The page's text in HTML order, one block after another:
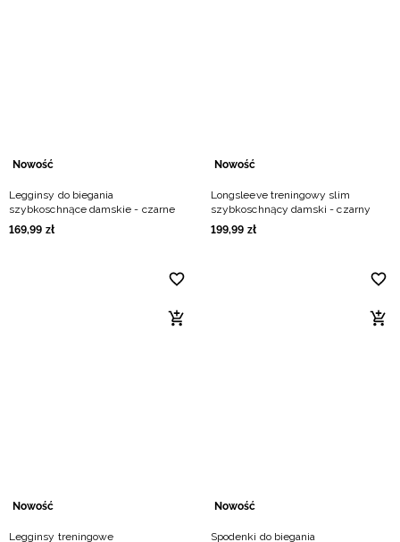
Nowość
Legginsy do biegania
szybkoschnące damskie - czarne
169,99 zł
Nowość
Longsleeve treningowy slim
szybkoschnący damski - czarny
199,99 zł
Nowość
Legginsy treningowe
Nowość
Spodenki do biegania